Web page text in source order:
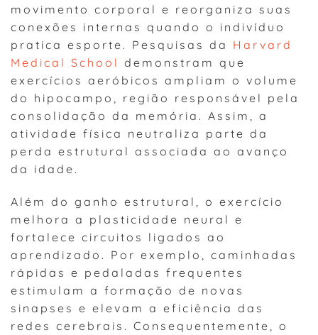
movimento corporal e reorganiza suas
conexões internas quando o indivíduo
pratica esporte. Pesquisas da Harvard
Medical School demonstram que
exercícios aeróbicos ampliam o volume
do hipocampo, região responsável pela
consolidação da memória. Assim, a
atividade física neutraliza parte da
perda estrutural associada ao avanço
da idade.
Além do ganho estrutural, o exercício
melhora a plasticidade neural e
fortalece circuitos ligados ao
aprendizado. Por exemplo, caminhadas
rápidas e pedaladas frequentes
estimulam a formação de novas
sinapses e elevam a eficiência das
redes cerebrais. Consequentemente, o